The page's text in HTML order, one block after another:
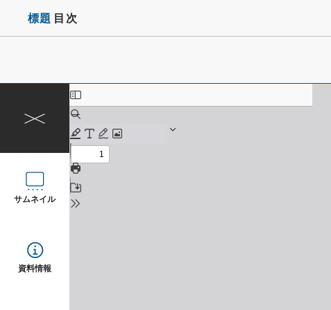
標題 目次
サムネイル
資料情報